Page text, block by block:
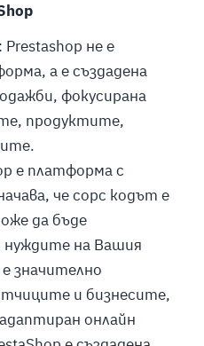
не е
а е създадена
фокусирана
продуктите,
е платформа с
че сорс кодът е
да бъде
нуждите на Вашия
значително
и бизнесите,
онлайн